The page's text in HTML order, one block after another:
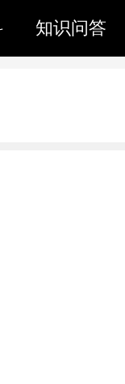
知识问答